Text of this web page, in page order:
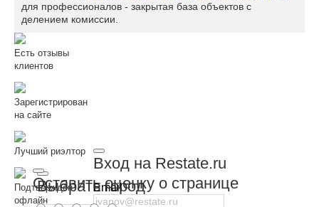
Выбрать город
Вход на Restate.ru
Email
для профессионалов - закрытая база объектов с
делением комиссии.
Есть отзывы
клиентов
Зарегистрирован
на сайте
Лучший риэлтор
Подтверждён
офлайн
Оставить оценку о странице